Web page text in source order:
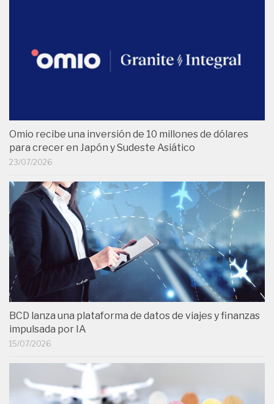
Omio recibe una inversión de 10 millones de dólares
para crecer en Japón y Sudeste Asiático
23/07/2026
BCD lanza una plataforma de datos de viajes y finanzas
impulsada por IA
15/07/2026